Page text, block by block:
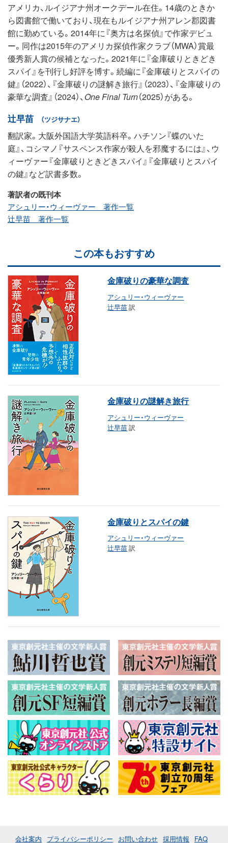
アメリカ、ルイジアナ州オークデール在住。14歳のときか
ら図書館で働いており、現在もルイジアナ州アレン郡図書
館に勤めている。2014年に『奥方は名探偵』で作家デビュ
ー。同作は2015年のアメリカ探偵作家クラブ（MWA）賞最
優秀新人賞の候補となった。2021年に『金庫破りときどき
スパイ』を刊行し好評を博す。続編に『金庫破りとスパイの
鍵』（2022）、『金庫破りの謎解き旅行』（2023）、『金庫破りの
豪華な調査』（2024）、 One Final Turn（2025）がある。
辻早苗 （ツジサナエ）
翻訳家。大阪外国語大学英語科卒。ハチソン『蝶のいた
庭』、コシマノ『サスペンス作家が殺人を邪魔するには』、ウ
ィーヴァー『金庫破りときどきスパイ』『金庫破りとスパイ
の鍵』など訳書多数。
著訳者の既刊本
アシュリー・ウィーヴァー 著作一覧
辻早苗 著作一覧
この本もおすすめ
金庫破りの豪華な調査
アシュリー・ウィーヴァー
辻早苗訳
金庫破りの謎解き旅行
アシュリー・ウィーヴァー
辻早苗訳
金庫破りとスパイの鍵
アシュリー・ウィーヴァー
辻早苗訳
会社案内 プライバシーポリシー お問い合わせ 採用情報 FAQ